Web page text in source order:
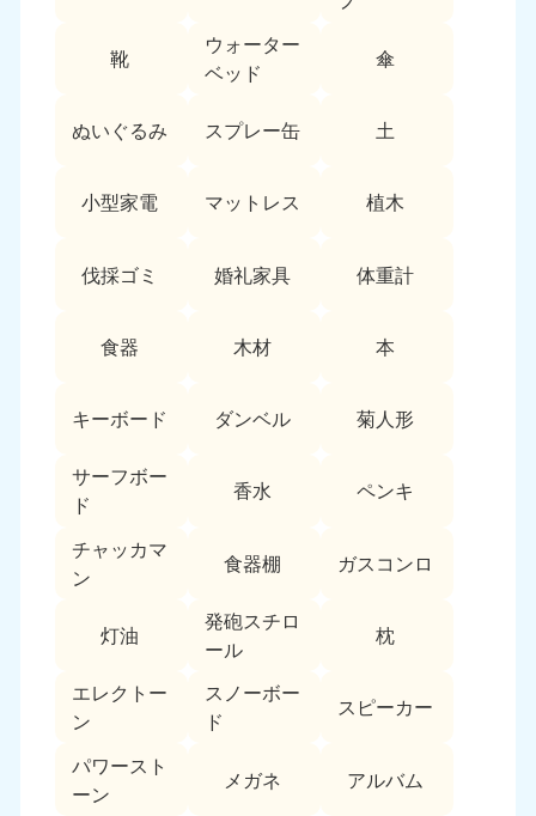
靴
ウォーター
ベッド
傘
ぬいぐるみ スプレー缶 土
小型家電 マットレス 植木
伐採ゴミ 婚礼家具 体重計
食器 木材 本
キーボード ダンベル 菊人形
サーフボー
ド
香水 ペンキ
チャッカマ
ン
食器棚 ガスコンロ
灯油
発砲スチロ
ール
枕
エレクトー
ン
スノーボー
ド
スピーカー
パワースト
ーン
メガネ アルバム
050-1881-5267
9:00〜19:00 年中無休
050-1881-5255
9:00〜19:00 年中無休
050-1881-5259
9:00〜19:00 年中無休
静岡県 長野県
050-1881-5258
9:00〜19:00 年中無休
050-1881-5261
9:00〜19:00 年中無休
富山県
050-1881-5262
山梨県
050-1881-5263
9:00〜19:00 年中無休
近畿
050-1881-5250
9:00〜19:00 年中無休 9:00〜19:00 年中無休